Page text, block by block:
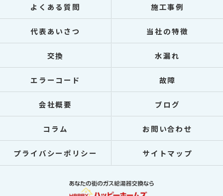
よくある質問 施工事例
代表あいさつ 当社の特徴
交換 水漏れ
エラーコード 故障
会社概要 ブログ
コラム お問い合わせ
プライバシーポリシー サイトマップ